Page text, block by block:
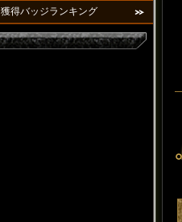
獲得バッジランキング